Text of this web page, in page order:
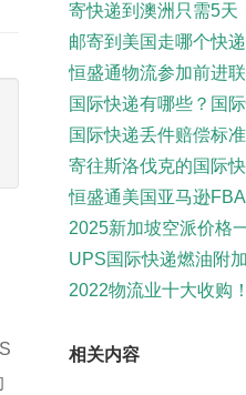
邮寄到美国走哪个快递
相关内容